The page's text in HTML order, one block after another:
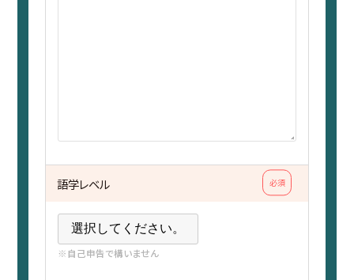
必須
語学レベル
※自己申告で構いません